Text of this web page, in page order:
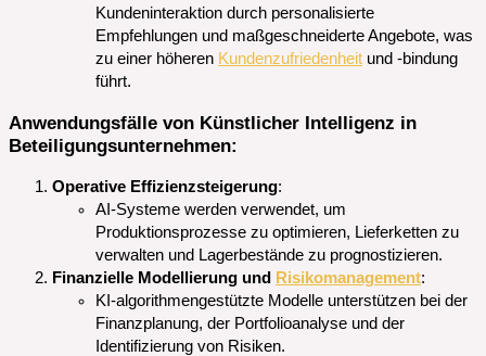
Kundeninteraktion durch personalisierte
Empfehlungen und maßgeschneiderte Angebote, was
zu einer höheren Kundenzufriedenheit und -bindung
führt.
Anwendungsfälle von Künstlicher Intelligenz in
Beteiligungsunternehmen:
Operative Effizienzsteigerung:
AI-Systeme werden verwendet, um
Produktionsprozesse zu optimieren, Lieferketten zu
verwalten und Lagerbestände zu prognostizieren.
Finanzielle Modellierung und
Risikomanagement:
KI-algorithmengestützte Modelle unterstützen bei der
Finanzplanung, der Portfolioanalyse und der
Identifizierung von Risiken.